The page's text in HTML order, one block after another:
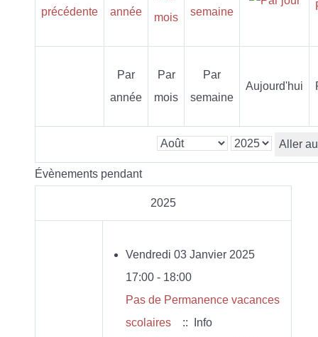
Par
année
Par
mois
Par
semaine
Aujourd'hui
Aller
Évènements pendant
2025
Vendredi 03 Janvier 2025
17:00 - 18:00
Pas de Permanence vacances
scolaires
:: Info